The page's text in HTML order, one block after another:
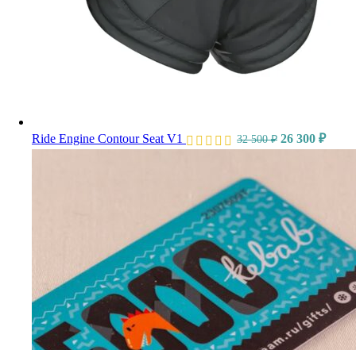
Ride Engine Contour Seat V1 32 500₽ 26 300 ₽